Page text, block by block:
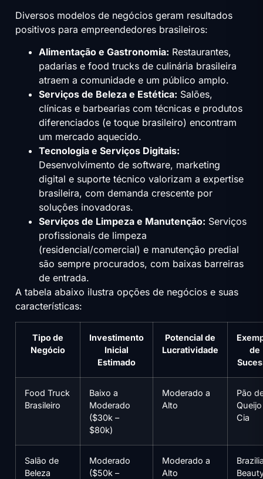
Diversos modelos de negócios geram resultados
positivos para empreendedores brasileiros:
Alimentação e Gastronomia: Restaurantes,
padarias e food trucks de culinária brasileira
atraem a comunidade e um público amplo.
Serviços de Beleza e Estética: Salões,
clínicas e barbearias com técnicas e produtos
diferenciados (e toque brasileiro) encontram
um mercado aquecido.
Tecnologia e Serviços Digitais:
Desenvolvimento de software, marketing
digital e suporte técnico valorizam a expertise
brasileira, com demanda crescente por
soluções inovadoras.
Serviços de Limpeza e Manutenção: Serviços
profissionais de limpeza
(residencial/comercial) e manutenção predial
são sempre procurados, com baixas barreiras
de entrada.
A tabela abaixo ilustra opções de negócios e suas
características:
Tipo de
Negócio
Investimento
Inicial
Estimado
Potencial de
Lucratividade
de
Food Truck
Brasileiro
Baixo a
Moderado
($30k –
$80k)
Moderado a
Alto
Pão
Queijo
Cia
Salão de
Beleza
Moderado
($50k –
Moderado a
Alto